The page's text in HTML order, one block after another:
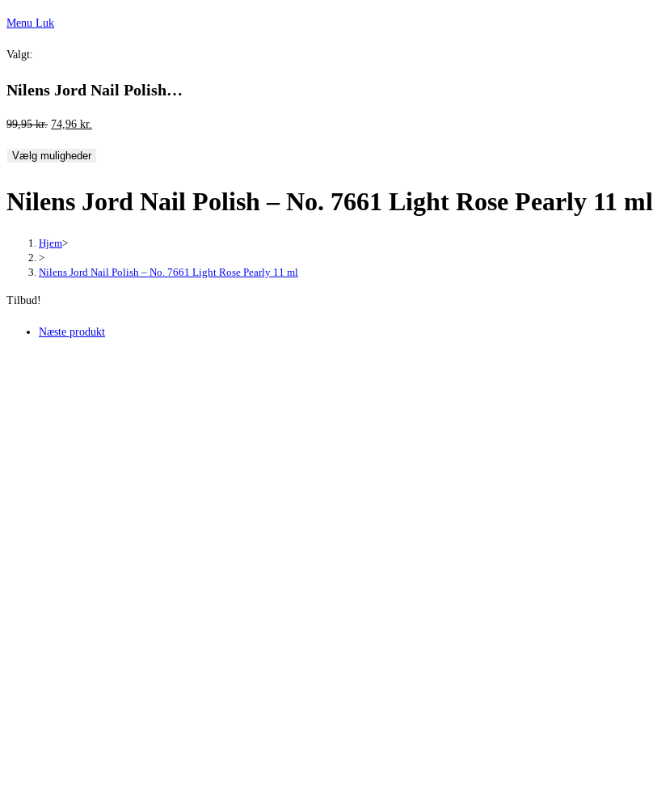
Menu Luk
Valgt:
Nilens Jord Nail Polish…
99,95kr. Den
pris
99,95 kr..
74,96 kr.
74,96 kr..
Vælg muligheder
Nilens Jord Nail Polish – No. 7661 Light Rose Pearly 11 ml
Hjem>
>
Nilens Jord Nail Polish – No. 7661 Light Rose Pearly 11 ml
Tilbud!
Næste produkt